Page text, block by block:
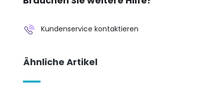
Kundenservice kontaktieren
Ähnliche Artikel